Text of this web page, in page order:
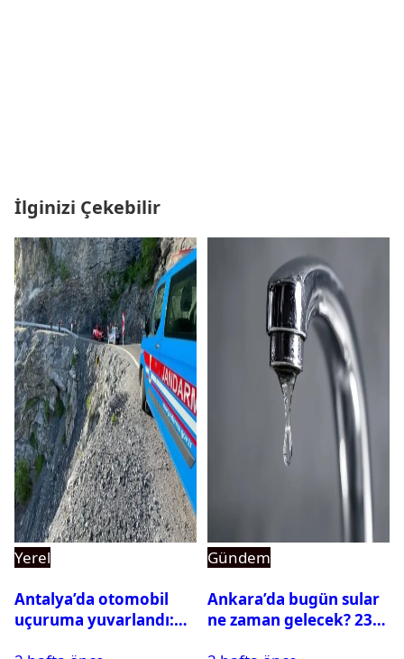
İlginizi Çekebilir
Yerel
Antalya’da otomobil
uçuruma yuvarlandı:
Gündem
Ankara’da bugün sular
ne zaman gelecek? 23